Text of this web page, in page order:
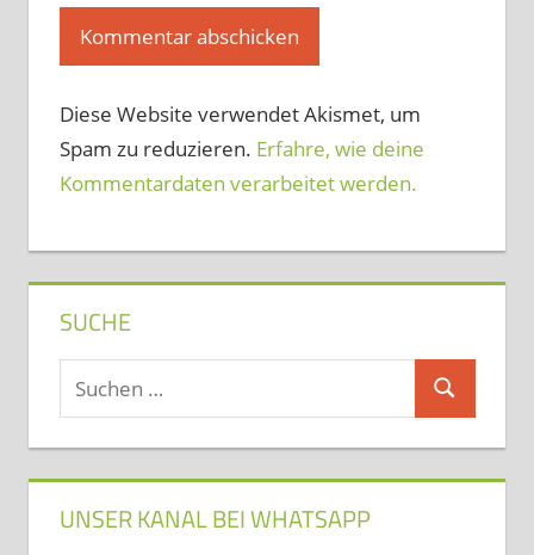
Diese Website verwendet Akismet, um
Spam zu reduzieren. Erfahre, wie deine
Kommentardaten verarbeitet werden.
SUCHE
Suchen
nach:
Suchen
UNSER KANAL BEI WHATSAPP